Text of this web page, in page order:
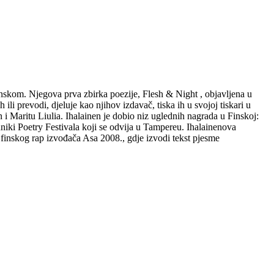
Njegova prva zbirka poezije, Flesh & Night , objavljena u
ili prevodi, djeluje kao njihov izdavač, tiska ih u svojoj tiskari u
Maritu Liulia. Ihalainen je dobio niz uglednih nagrada u Finskoj:
Poetry Festivala koji se odvija u Tampereu. Ihalainenova
rap izvođača Asa 2008., gdje izvodi tekst pjesme